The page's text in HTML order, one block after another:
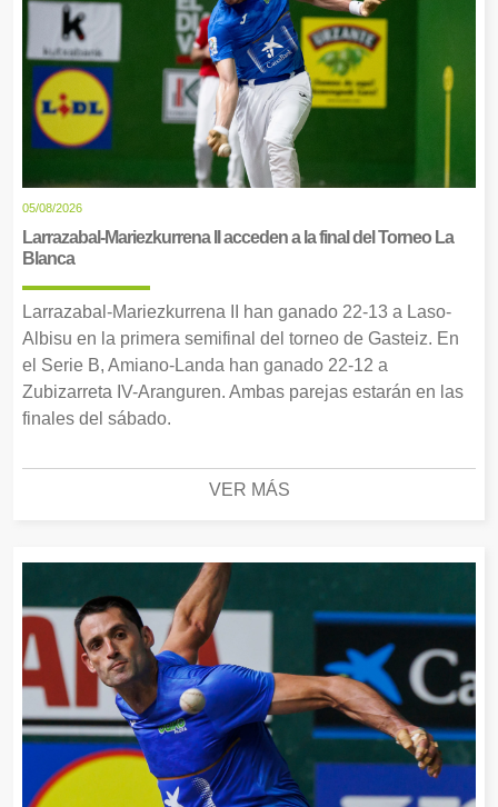
05/08/2026
Larrazabal-Mariezkurrena II acceden a la final del Torneo La
Blanca
Larrazabal-Mariezkurrena II han ganado 22-13 a Laso-
Albisu en la primera semifinal del torneo de Gasteiz. En
el Serie B, Amiano-Landa han ganado 22-12 a
Zubizarreta IV-Aranguren. Ambas parejas estarán en las
finales del sábado.
VER MÁS